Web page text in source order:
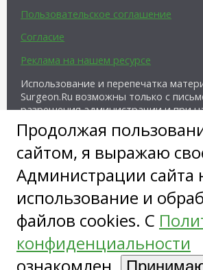
Продолжая
сайтом, я выражаю
Администрации сайта
использование и
файлов cookies. С
конфиденциальности
Пользовательское соглашение
Согласие
Реклама на нашем ресурсе
Использование и перепечатка
Surgeon.Ru возможны только с
разрешения администрации и при
активной ссылки на источник.